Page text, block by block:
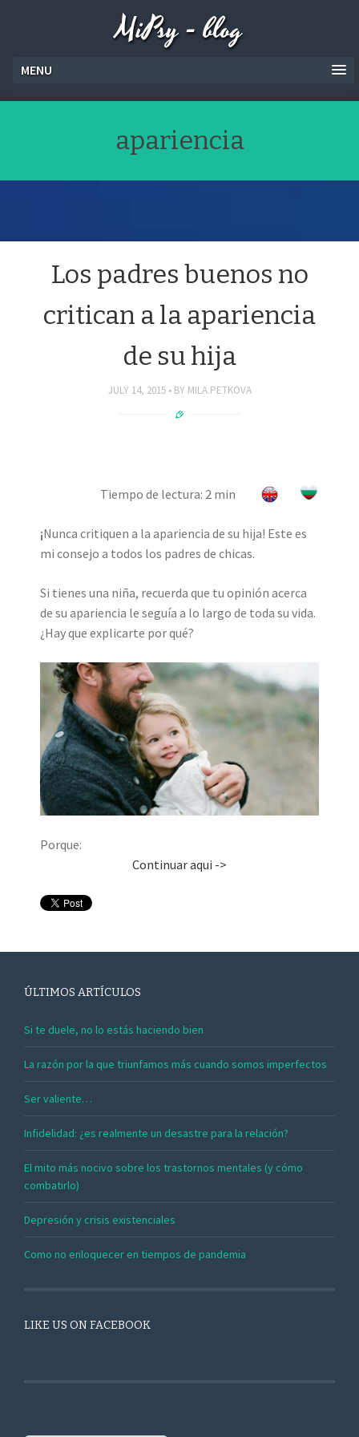
MiPsy - blog
MENU
apariencia
Los padres buenos no
critican a la apariencia
de su hija
JULY 14, 2015 BY MILA.PETKOVA
Tiempo de lectura: 2 min
¡Nunca critiquen a la apariencia de su hija! Este es
mi consejo a todos los padres de chicas.
Si tienes una niña, recuerda que tu opinión acerca
de su apariencia le seguía a lo largo de toda su vida.
¿Hay que explicarte por qué?
Porque:
Continuar aqui ->
ÚLTIMOS ARTÍCULOS
Si te duele, no lo estás haciendo bien
La razón por la que triunfamos más cuando somos imperfectos
Ser valiente…
Infidelidad: ¿es realmente un desastre para la relación?
El mito más nocivo sobre los trastornos mentales (y cómo
combatirlo)
Depresión y crisis existenciales
Como no enloquecer en tiempos de pandemia
LIKE US ON FACEBOOK